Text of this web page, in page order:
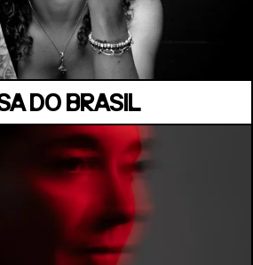
DO BRASIL
Samedi 04 juillet